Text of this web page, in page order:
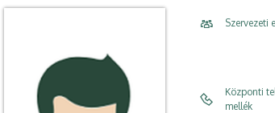
Szervezeti
Központi
mellék